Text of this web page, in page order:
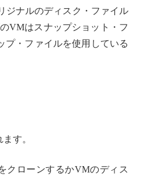
ジナルのディスク・ファイル
VMはスナップショット・フ
プ・ファイルを使用している
す。
クローンするかVMのディス